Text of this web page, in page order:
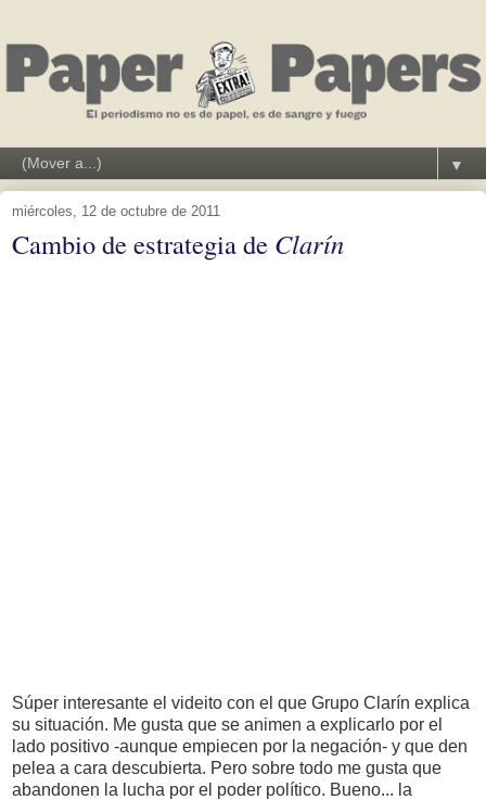
▼
miércoles, 12 de octubre de 2011
Cambio de estrategia de Clarín
Súper interesante el videito con el que Grupo Clarín explica
su situación. Me gusta que se animen a explicarlo por el
lado positivo -aunque empiecen por la negación- y que den
pelea a cara descubierta. Pero sobre todo me gusta que
abandonen la lucha por el poder político. Bueno... la